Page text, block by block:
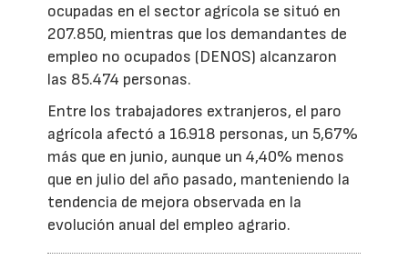
ocupadas en el sector agrícola se situó en
207.850, mientras que los demandantes de
empleo no ocupados (DENOS) alcanzaron
las 85.474 personas.
Entre los trabajadores extranjeros, el paro
agrícola afectó a 16.918 personas, un 5,67%
más que en junio, aunque un 4,40% menos
que en julio del año pasado, manteniendo la
tendencia de mejora observada en la
evolución anual del empleo agrario.